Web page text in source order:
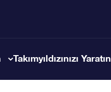
Takımyıldızınızı Yaratın